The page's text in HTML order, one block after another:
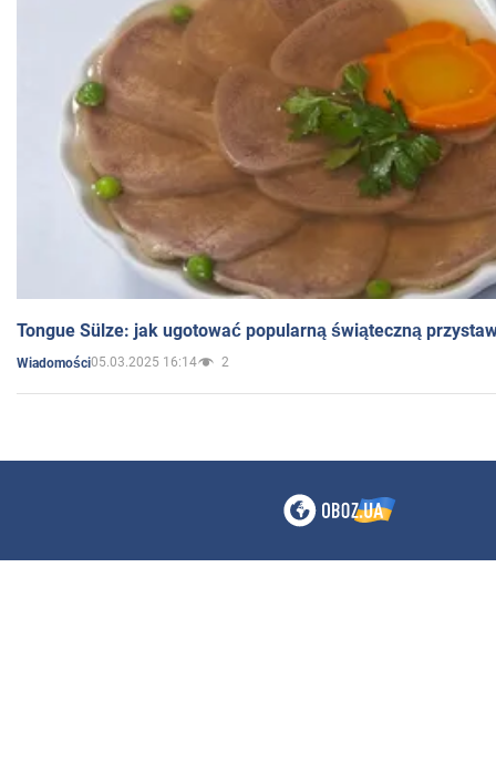
Tongue Sülze: jak ugotować popularną świąteczną
Wiadomości05.03.2025 16:14 2